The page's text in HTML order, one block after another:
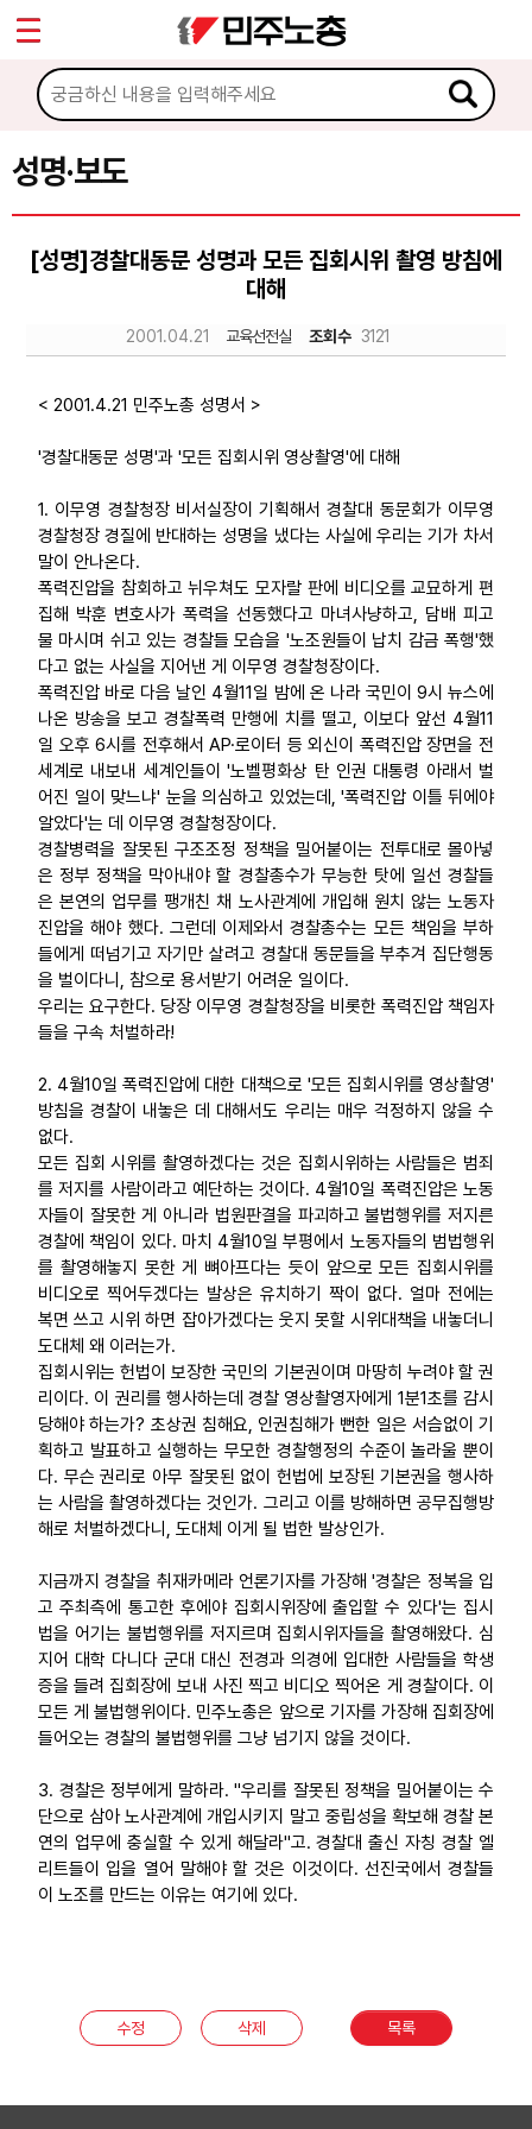
성명·보도
[성명]경찰대동문 성명과 모든 집회시위 촬영 방침에
대해
2001.04.21 교육선전실 조회수 3121
< 2001.4.21 민주노총 성명서 >
'경찰대동문 성명'과 '모든 집회시위 영상촬영'에 대해
1. 이무영 경찰청장 비서실장이 기획해서 경찰대 동문회가 이무영
경찰청장 경질에 반대하는 성명을 냈다는 사실에 우리는 기가 차서
말이 안나온다.
폭력진압을 참회하고 뉘우쳐도 모자랄 판에 비디오를 교묘하게 편
집해 박훈 변호사가 폭력을 선동했다고 마녀사냥하고, 담배 피고
물 마시며 쉬고 있는 경찰들 모습을 '노조원들이 납치 감금 폭행'했
다고 없는 사실을 지어낸 게 이무영 경찰청장이다.
폭력진압 바로 다음 날인 4월11일 밤에 온 나라 국민이 9시 뉴스에
나온 방송을 보고 경찰폭력 만행에 치를 떨고, 이보다 앞선 4월11
일 오후 6시를 전후해서 AP·로이터 등 외신이 폭력진압 장면을 전
세계로 내보내 세계인들이 '노벨평화상 탄 인권 대통령 아래서 벌
어진 일이 맞느냐' 눈을 의심하고 있었는데, '폭력진압 이틀 뒤에야
알았다'는 데 이무영 경찰청장이다.
경찰병력을 잘못된 구조조정 정책을 밀어붙이는 전투대로 몰아넣
은 정부 정책을 막아내야 할 경찰총수가 무능한 탓에 일선 경찰들
은 본연의 업무를 팽개친 채 노사관계에 개입해 원치 않는 노동자
진압을 해야 했다. 그런데 이제와서 경찰총수는 모든 책임을 부하
들에게 떠넘기고 자기만 살려고 경찰대 동문들을 부추겨 집단행동
을 벌이다니, 참으로 용서받기 어려운 일이다.
우리는 요구한다. 당장 이무영 경찰청장을 비롯한 폭력진압 책임자
들을 구속 처벌하라!
2. 4월10일 폭력진압에 대한 대책으로 '모든 집회시위를 영상촬영'
방침을 경찰이 내놓은 데 대해서도 우리는 매우 걱정하지 않을 수
없다.
모든 집회 시위를 촬영하겠다는 것은 집회시위하는 사람들은 범죄
를 저지를 사람이라고 예단하는 것이다. 4월10일 폭력진압은 노동
자들이 잘못한 게 아니라 법원판결을 파괴하고 불법행위를 저지른
경찰에 책임이 있다. 마치 4월10일 부평에서 노동자들의 범법행위
를 촬영해놓지 못한 게 뼈아프다는 듯이 앞으로 모든 집회시위를
비디오로 찍어두겠다는 발상은 유치하기 짝이 없다. 얼마 전에는
복면 쓰고 시위 하면 잡아가겠다는 웃지 못할 시위대책을 내놓더니
도대체 왜 이러는가.
집회시위는 헌법이 보장한 국민의 기본권이며 마땅히 누려야 할 권
리이다. 이 권리를 행사하는데 경찰 영상촬영자에게 1분1초를 감시
당해야 하는가? 초상권 침해요, 인권침해가 뻔한 일은 서슴없이 기
획하고 발표하고 실행하는 무모한 경찰행정의 수준이 놀라울 뿐이
다. 무슨 권리로 아무 잘못된 없이 헌법에 보장된 기본권을 행사하
는 사람을 촬영하겠다는 것인가. 그리고 이를 방해하면 공무집행방
해로 처벌하겠다니, 도대체 이게 될 법한 발상인가.
지금까지 경찰을 취재카메라 언론기자를 가장해 '경찰은 정복을 입
고 주최측에 통고한 후에야 집회시위장에 출입할 수 있다'는 집시
법을 어기는 불법행위를 저지르며 집회시위자들을 촬영해왔다. 심
지어 대학 다니다 군대 대신 전경과 의경에 입대한 사람들을 학생
증을 들려 집회장에 보내 사진 찍고 비디오 찍어온 게 경찰이다. 이
모든 게 불법행위이다. 민주노총은 앞으로 기자를 가장해 집회장에
들어오는 경찰의 불법행위를 그냥 넘기지 않을 것이다.
3. 경찰은 정부에게 말하라. "우리를 잘못된 정책을 밀어붙이는 수
단으로 삼아 노사관계에 개입시키지 말고 중립성을 확보해 경찰 본
연의 업무에 충실할 수 있게 해달라"고. 경찰대 출신 자칭 경찰 엘
리트들이 입을 열어 말해야 할 것은 이것이다. 선진국에서 경찰들
이 노조를 만드는 이유는 여기에 있다.
수정 삭제 목록
마이페이지
소개
소식
공지사항
성명·보도
자료
부설기관
업무
Sketchbook5, 스케치북5
Sketchbook5, 스케치북5